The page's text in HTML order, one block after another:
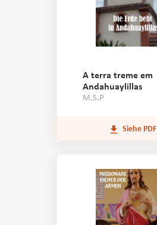
A terra treme em
Andahuaylillas
M.S.P
Siehe PDF